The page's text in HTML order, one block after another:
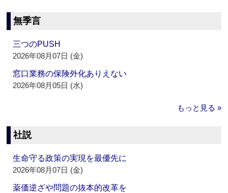
無季言
三つのPUSH
2026年08月07日 (金)
窓口業務の保険外化ありえない
2026年08月05日 (水)
もっと見る »
社説
生命守る政策の実現を最優先に
2026年08月07日 (金)
薬価逆ざや問題の抜本的改革を